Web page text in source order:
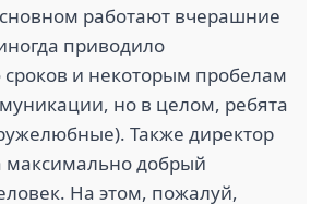
работают вчерашние
приводило
сроков и некоторым пробелам
но в целом, ребята
Также директор
максимально добрый
На этом, пожалуй,